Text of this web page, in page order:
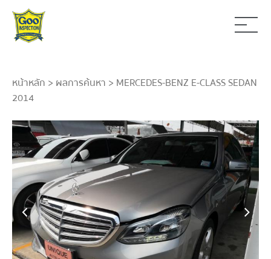
หน้าหลัก > ผลการค้นหา > MERCEDES-BENZ E-CLASS SEDAN
2014